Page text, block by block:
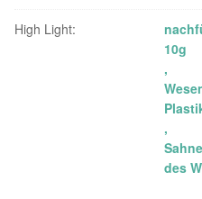
High Light:
10g
,
,
des